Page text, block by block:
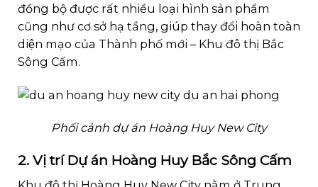
đồng bộ được rất nhiều loại hình sản phẩm
cũng như cơ sở hạ tầng, giúp thay đổi hoàn toàn
diện mạo của Thành phố mới – Khu đô thị Bắc
Sông Cấm.
Phối cảnh dự án Hoàng Huy New City
2. Vị trí Dự án Hoàng Huy Bắc Sông Cấm